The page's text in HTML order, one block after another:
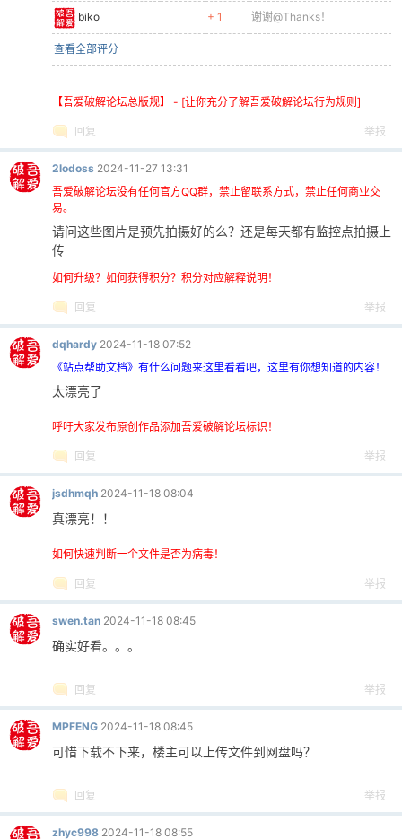
biko + 1 谢谢@Thanks！
查看全部评分
【吾爱破解论坛总版规】 - [让你充分了解吾爱破解论坛行为规则]
回复 举报
2lodoss 2024-11-27 13:31
吾爱破解论坛没有任何官方QQ群，禁止留联系方式，禁止任何商业交
易。
请问这些图片是预先拍摄好的么？还是每天都有监控点拍摄上
传
如何升级？如何获得积分？积分对应解释说明！
回复 举报
dqhardy 2024-11-18 07:52
《站点帮助文档》有什么问题来这里看看吧，这里有你想知道的内容！
太漂亮了
呼吁大家发布原创作品添加吾爱破解论坛标识！
回复 举报
jsdhmqh 2024-11-18 08:04
真漂亮！！
如何快速判断一个文件是否为病毒！
回复 举报
swen.tan 2024-11-18 08:45
确实好看。。。
回复 举报
MPFENG 2024-11-18 08:45
可惜下载不下来，楼主可以上传文件到网盘吗？
回复 举报
zhyc998 2024-11-18 08:55